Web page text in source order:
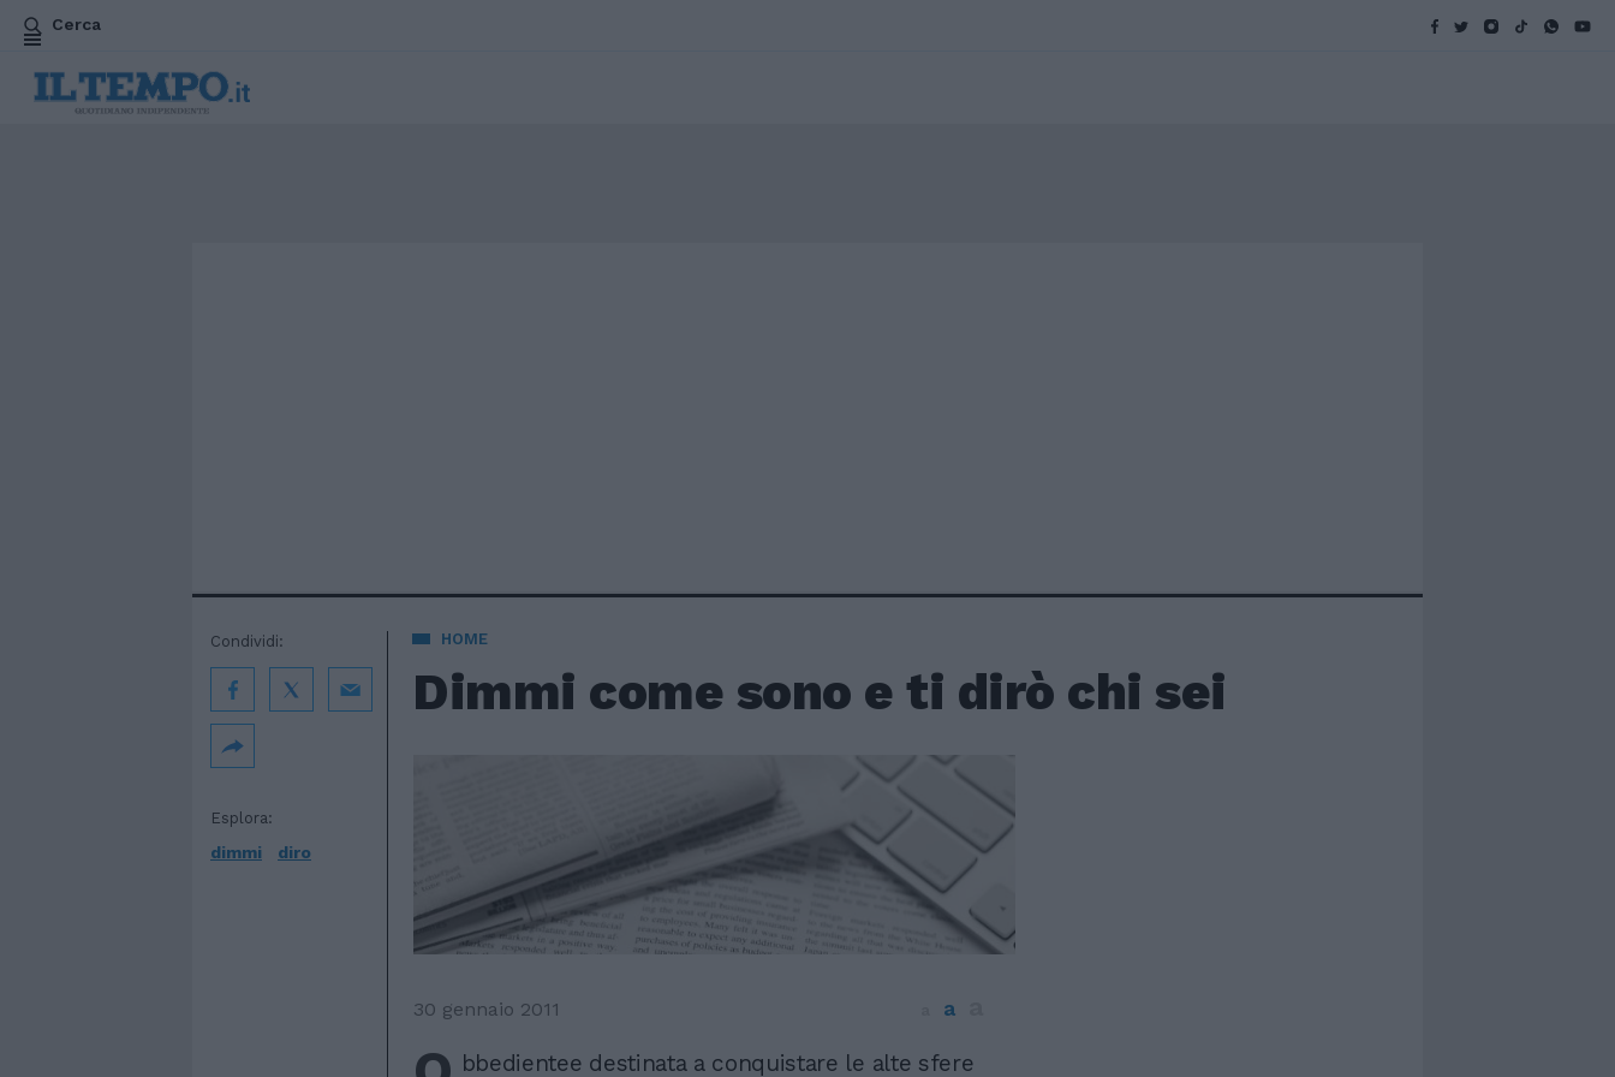
Cerca
HOME
Dimmi come sono e ti dirò chi sei
Esplora:
dimmi diro
Condividi:
30 gennaio 2011 a
bbedientee destinata a conquistare le alte sfere